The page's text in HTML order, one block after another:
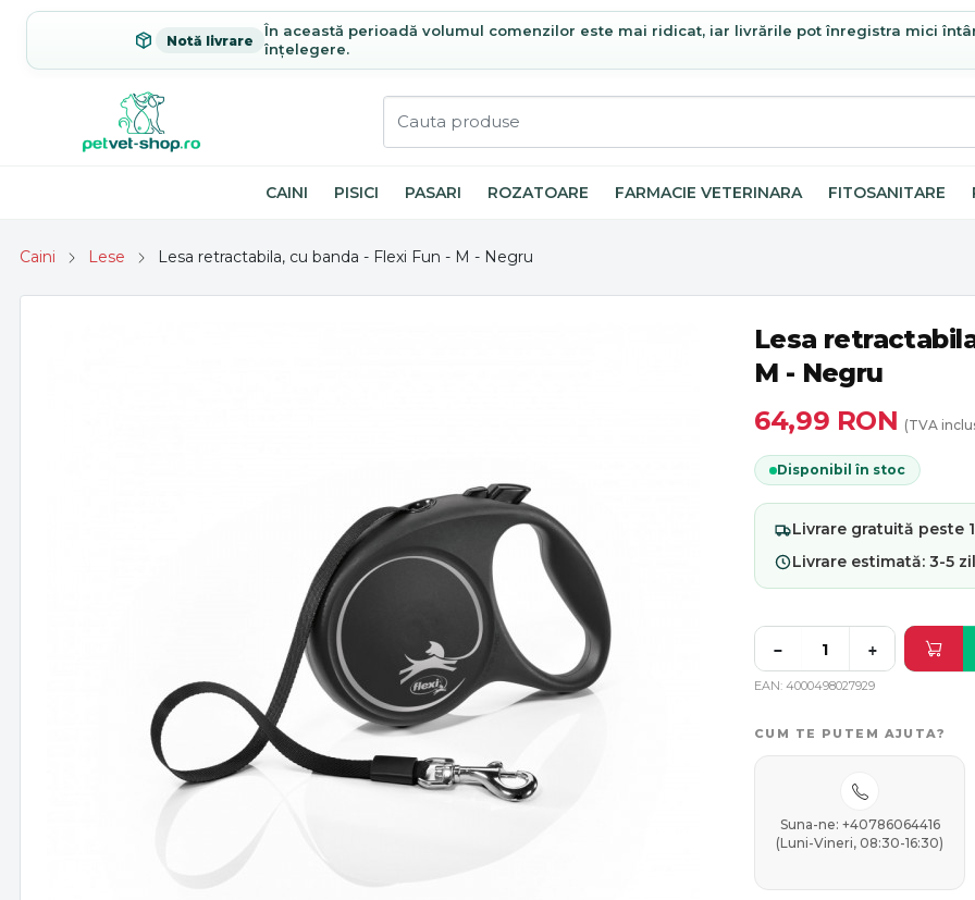
Notă livrare
În această perioadă volumul comenzilor este mai ridicat, iar livrările pot înregistra mici
înțelegere.
CAINI PISICI PASARI ROZATOARE FARMACIE VETERINARA FITOSANITARE
Caini Lese Lesa retractabila, cu banda - Flexi Fun - M - Negru
Lesa
M - Negru
64,99 RON (TVA
Disponibil în stoc
Livrare gratuită peste
Livrare estimată: 3-5
EAN 4000498027929
− +
CUM TE PUTEM AJUTA?
Suna-ne: +40786064416
(Luni-Vineri, 08:30-16:30)